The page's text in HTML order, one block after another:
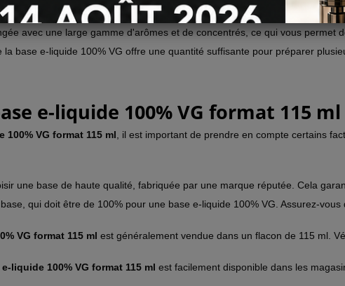
VG permet de préserver les arômes des e-liquides, offrant ainsi une
avec une large gamme d'arômes et de concentrés, ce qui vous permet
la base e-liquide 100% VG offre une quantité suffisante pour préparer
e-liquide 100% VG format 115 ml
100% VG format 115 ml , il est important de prendre en compte certains
une base de haute qualité, fabriquée par une marque réputée. Cela
qui doit être de 100% pour une base e-liquide 100% VG. Assurez-
VG format 115 ml est généralement vendue dans un flacon de 115 ml.
e-liquide 100% VG format 115 ml est facilement disponible dans les